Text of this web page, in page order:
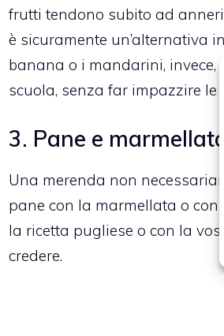
frutti tendono subito ad
è sicuramente un’alternativa
banana o i mandarini, invece,
scuola, senza far impazzire le
3. Pane e
Una merenda non
pane con la marmellata o
la ricetta pugliese o con la
credere.